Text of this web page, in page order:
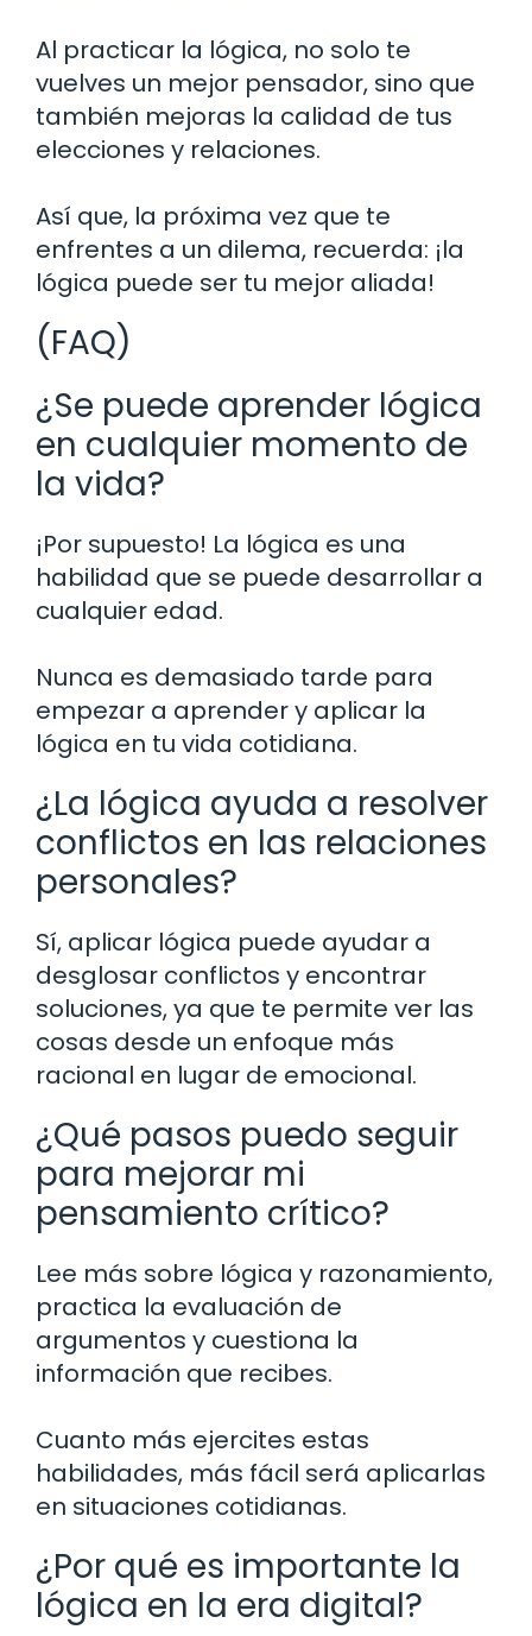
Al practicar la lógica, no solo te
vuelves un mejor pensador, sino que
también mejoras la calidad de tus
elecciones y relaciones.
Así que, la próxima vez que te
enfrentes a un dilema, recuerda: ¡la
lógica puede ser tu mejor aliada!
(FAQ)
¿Se puede aprender lógica
en cualquier momento de
la vida?
¡Por supuesto! La lógica es una
habilidad que se puede desarrollar a
cualquier edad.
Nunca es demasiado tarde para
empezar a aprender y aplicar la
lógica en tu vida cotidiana.
¿La lógica ayuda a resolver
conflictos en las relaciones
personales?
Sí, aplicar lógica puede ayudar a
desglosar conflictos y encontrar
soluciones, ya que te permite ver las
cosas desde un enfoque más
racional en lugar de emocional.
¿Qué pasos puedo seguir
para mejorar mi
pensamiento crítico?
Lee más sobre lógica y razonamiento,
practica la evaluación de
argumentos y cuestiona la
información que recibes.
Cuanto más ejercites estas
habilidades, más fácil será aplicarlas
en situaciones cotidianas.
¿Por qué es importante la
lógica en la era digital?